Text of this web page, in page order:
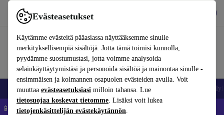
Evästeasetukset
Käytämme evästeitä pääasiassa näyttääksemme sinulle
merkityksellisempiä sisältöjä. Jotta tämä toimisi kunnolla,
pyydämme suostumustasi, jotta voimme analysoida
selainkäyttäytymistäsi ja personoida sisältöä ja mainontaa sinulle -
ensimmäisen ja kolmannen osapuolen evästeiden avulla. Voit
muuttaa evästeasetuksiasi milloin tahansa. Lue
tietosuojaa koskevat tietomme. Lisäksi voit lukea
tietojenkäsittelijän evästekäytännön.
Käytä refurbed-palvelua nopeasti ja helposti
Matkapuhelimet ja älypuhelimet Kannettavat tietokoneet
📱 Säästä 5 % LISÄÄ iPhoneista – Koodi: IPHONEDEAL –